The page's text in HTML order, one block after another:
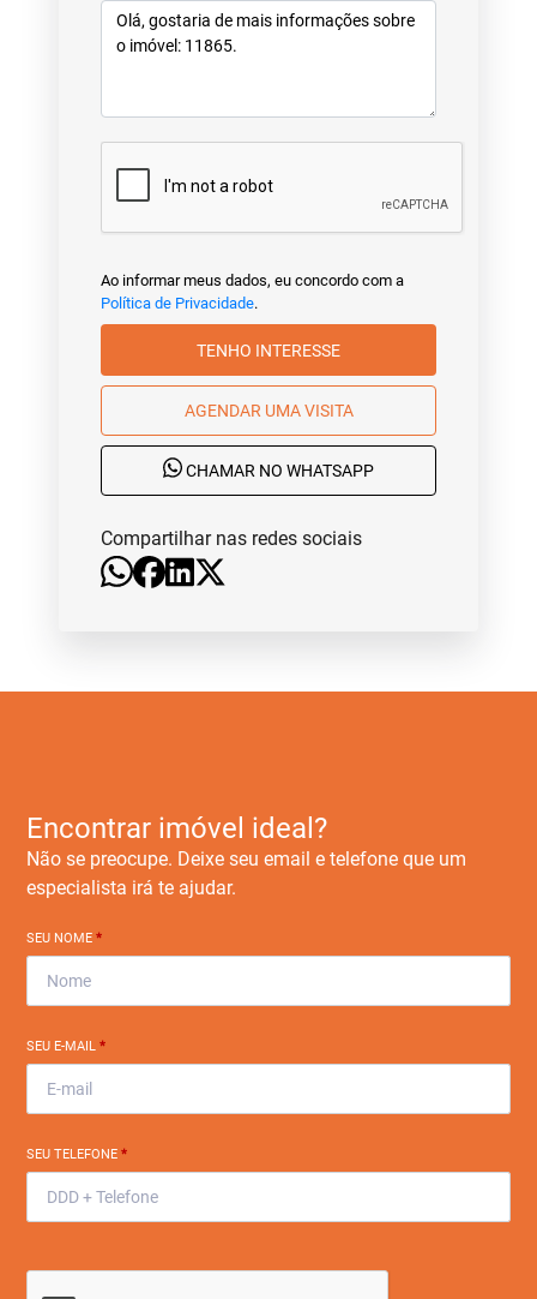
Ao informar meus dados, eu concordo com a
Política de Privacidade.
TENHO INTERESSE
AGENDAR UMA VISITA
CHAMAR NO WHATSAPP
Compartilhar nas redes sociais
Encontrar imóvel ideal?
Não se preocupe. Deixe seu email e telefone que um
especialista irá te ajudar.
SEU NOME*
SEU E-MAIL*
SEU TELEFONE*